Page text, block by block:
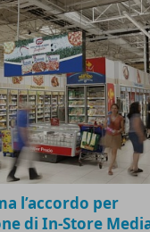
l’accordo per
di In-Store